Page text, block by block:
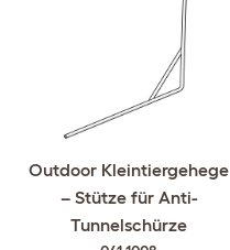
Outdoor Kleintiergehege
– Stütze für Anti-
Tunnelschürze